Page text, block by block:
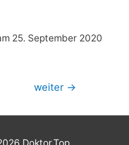
25. September 2020
weiter →